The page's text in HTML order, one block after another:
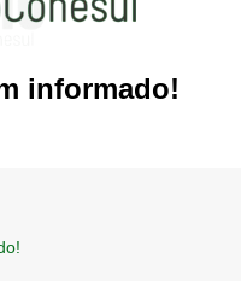
informado!